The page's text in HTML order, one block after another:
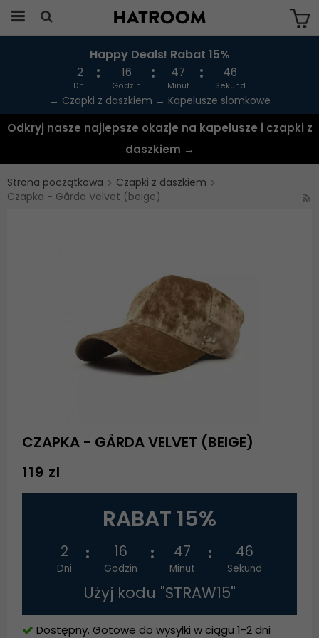
Produkten har blivit tillagd i varukorgen
Happy Deals! Rabat 15%
2
Dni
16
Godzin
47
Minut
46
Sekund
→ Czapki z daszkiem → Kapelusze slomkowe
Odkryj nasze najlepsze okazje na kapelusze i czapki z
daszkiem →
Strona początkowa
Czapki z daszkiem
Czapka - Gårda Velvet (beige)
CZAPKA - GÅRDA VELVET (BEIGE)
119 zl
RABAT 15%
2
Dni
16
Godzin
47
Minut
46
Sekund
Użyj kodu "STRAW15"
Dostępny. Gotowe do wysyłki w ciągu 1-2 dni